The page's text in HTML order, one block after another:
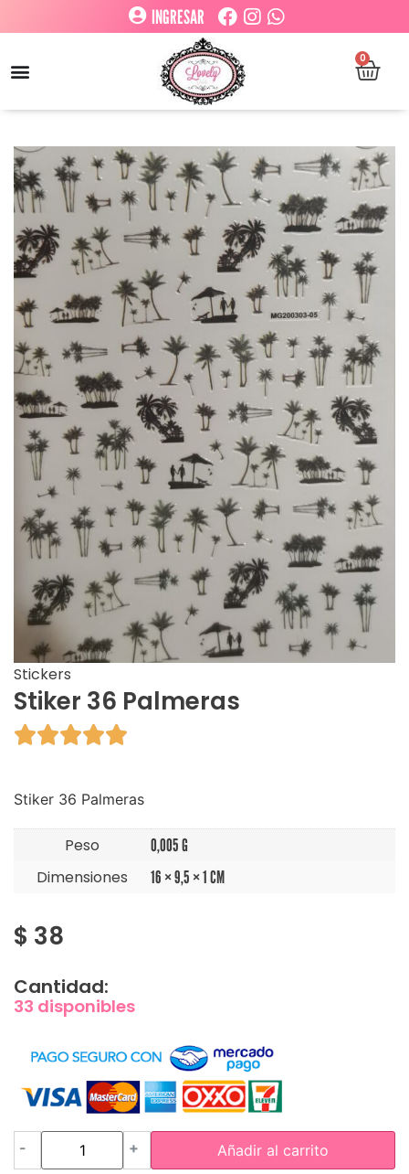
INGRESAR
0
Stickers
Stiker 36 Palmeras

Stiker 36 Palmeras
Peso 0,005 G
Dimensiones 16 × 9,5 × 1 CM
$ 38
Cantidad:
33 disponibles
- + Añadir al carrito